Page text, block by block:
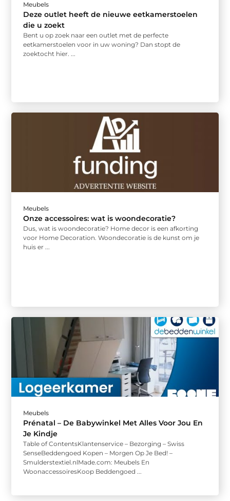
Meubels
Deze outlet heeft de nieuwe eetkamerstoelen
die u zoekt
Bent u op zoek naar een outlet met de perfecte
eetkamerstoelen voor in uw woning? Dan stopt de
zoektocht hier. ...
Meubels
Onze accessoires: wat is woondecoratie?
Dus, wat is woondecoratie? Home decor is een afkorting
voor Home Decoration. Woondecoratie is de kunst om je
huis er ...
Meubels
Prénatal – De Babywinkel Met Alles Voor Jou En
Je Kindje
Table of ContentsKlantenservice – Bezorging – Swiss
SenseBeddengoed Kopen – Morgen Op Je Bed! –
Smulderstextiel.nlMade.com: Meubels En
WoonaccessoiresKoop Beddengoed ...